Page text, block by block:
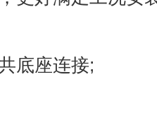
底座连接;